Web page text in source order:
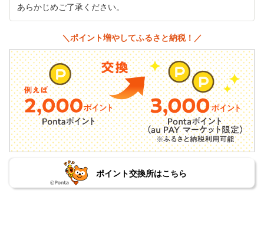
あらかじめご了承ください。
＼ポイント増やしてふるさと納税！／
ポイント交換所はこちら